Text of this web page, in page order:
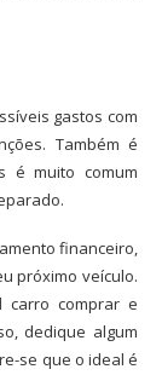
gastos com
Também é
é muito comum
financeiro,
próximo veículo.
carro comprar e
dedique algum
se que o ideal é